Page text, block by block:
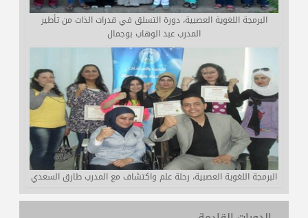
البرمجة اللغوية العصبية، دورة التسلق في قدرات الذات من تأطير
المدرب عبد الوهاب بوجمال
البرمجة اللغوية العصبية، رحلة علم واكتشاف مع المدرب طارق السعدي